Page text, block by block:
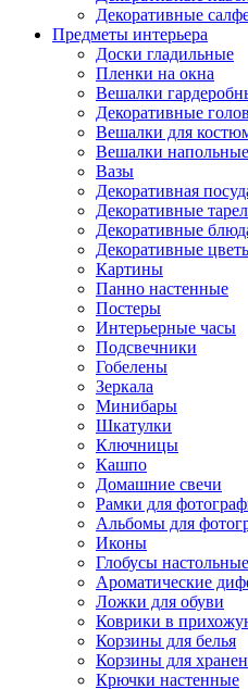
Декоративные
Предметы интерьера
Доски гладильные
Пленки на окна
Вешалки
Декоративные
Вешалки для
Вешалки напольные
Вазы
Декоративная
Декоративные
Декоративные
Декоративные
Картины
Панно настенные
Постеры
Интерьерные часы
Подсвечники
Гобелены
Зеркала
Минибары
Шкатулки
Ключницы
Кашпо
Домашние свечи
Рамки для
Альбомы для
Иконы
Глобусы настольные
Ароматические
Ложки для обуви
Коврики в
Корзины для белья
Корзины для
Крючки настенные